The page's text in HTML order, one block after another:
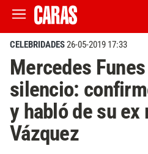
CELEBRIDADES26-05-2019 17:33
Mercedes
silencio:
y habló de su
Vázquez